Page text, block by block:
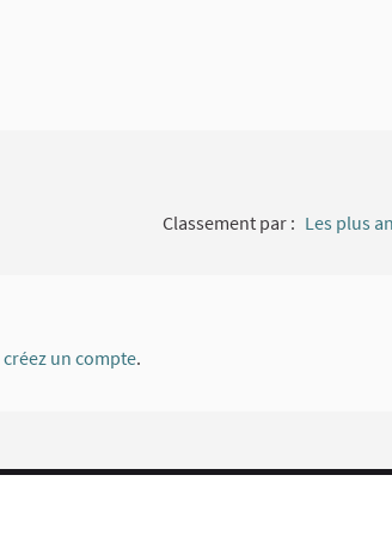
Classement par : Les plus
créez un compte.